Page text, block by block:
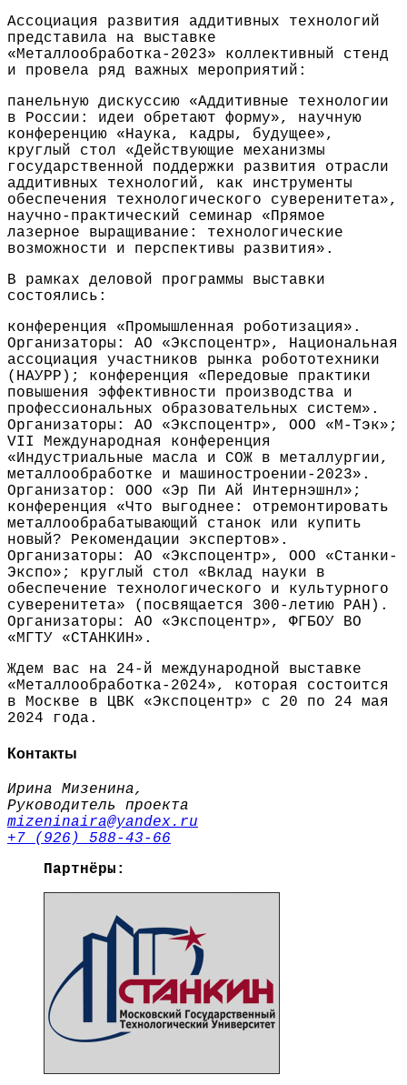
Ассоциация развития аддитивных технологий
представила на выставке
«Металлообработка-2023» коллективный стенд
и провела ряд важных мероприятий:
панельную дискуссию «Аддитивные технологии
в России: идеи обретают форму», научную
конференцию «Наука, кадры, будущее»,
круглый стол «Действующие механизмы
государственной поддержки развития отрасли
аддитивных технологий, как инструменты
обеспечения технологического суверенитета»,
научно-практический семинар «Прямое
лазерное выращивание: технологические
возможности и перспективы развития».
В рамках деловой программы выставки
состоялись:
конференция «Промышленная роботизация».
Организаторы: АО «Экспоцентр», Национальная
ассоциация участников рынка робототехники
(НАУРР); конференция «Передовые практики
повышения эффективности производства и
профессиональных образовательных систем».
Организаторы: АО «Экспоцентр», ООО «М-Тэк»;
VII Международная конференция
«Индустриальные масла и СОЖ в металлургии,
металлообработке и машиностроении-2023».
Организатор: ООО «Эр Пи Ай Интернэшнл»;
конференция «Что выгоднее: отремонтировать
металлообрабатывающий станок или купить
новый? Рекомендации экспертов».
Организаторы: АО «Экспоцентр», ООО «Станки-
Экспо»; круглый стол «Вклад науки в
обеспечение технологического и культурного
суверенитета» (посвящается 300-летию РАН).
Организаторы: АО «Экспоцентр», ФГБОУ ВО
«МГТУ «СТАНКИН».
Ждем вас на 24-й международной выставке
«Металлообработка-2024», которая состоится
в Москве в ЦВК «Экспоцентр» с 20 по 24 мая
2024 года.
Контакты
Ирина Мизенина,
Руководитель проекта
mizeninaira@yandex.ru
+7 (926) 588-43-66
Партнёры: